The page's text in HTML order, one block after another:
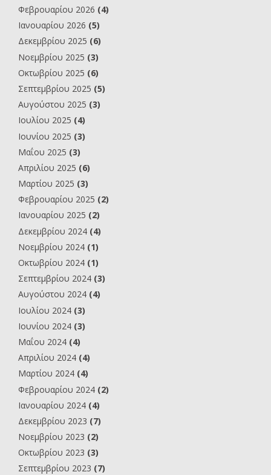
Φεβρουαρίου 2026 (4)
Ιανουαρίου 2026 (5)
Δεκεμβρίου 2025 (6)
Νοεμβρίου 2025 (3)
Οκτωβρίου 2025 (6)
Σεπτεμβρίου 2025 (5)
Αυγούστου 2025 (3)
Ιουλίου 2025 (4)
Ιουνίου 2025 (3)
Μαΐου 2025 (3)
Απριλίου 2025 (6)
Μαρτίου 2025 (3)
Φεβρουαρίου 2025 (2)
Ιανουαρίου 2025 (2)
Δεκεμβρίου 2024 (4)
Νοεμβρίου 2024 (1)
Οκτωβρίου 2024 (1)
Σεπτεμβρίου 2024 (3)
Αυγούστου 2024 (4)
Ιουλίου 2024 (3)
Ιουνίου 2024 (3)
Μαΐου 2024 (4)
Απριλίου 2024 (4)
Μαρτίου 2024 (4)
Φεβρουαρίου 2024 (2)
Ιανουαρίου 2024 (4)
Δεκεμβρίου 2023 (7)
Νοεμβρίου 2023 (2)
Οκτωβρίου 2023 (3)
Σεπτεμβρίου 2023 (7)